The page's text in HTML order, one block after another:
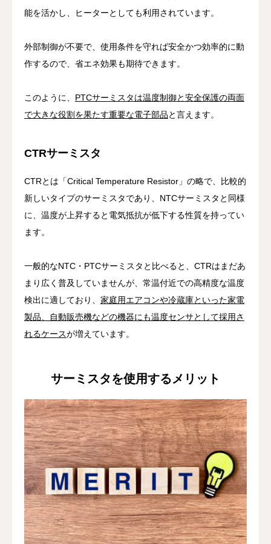
能を活かし、ヒーターとしても利用されています。
外部制御が不要で、使用条件を守れば安全かつ効率的に動
作するので、省エネ効果も期待できます。
このように、 PTCサーミスタは温度制御と安全保護の両面
で大きな役割を果たす重要な電子部品と言えます。
CTRサーミスタ
CTRとは「Critical Temperature Resistor」の略で、比較的
新しいタイプのサーミスタであり、NTCサーミスタと同様
に、温度が上昇すると電気抵抗が低下する性質を持ってい
ます。
一般的なNTC・PTCサーミスタと比べると、CTRはまだあ
まり広く普及していませんが、常温付近での高精度な温度
検出に適しており、 家庭用エアコンや冷蔵庫といった家電
製品、自動販売機などの機器にも温度センサとして採用さ
れるケースが増えています。
サーミスタを使用するメリット